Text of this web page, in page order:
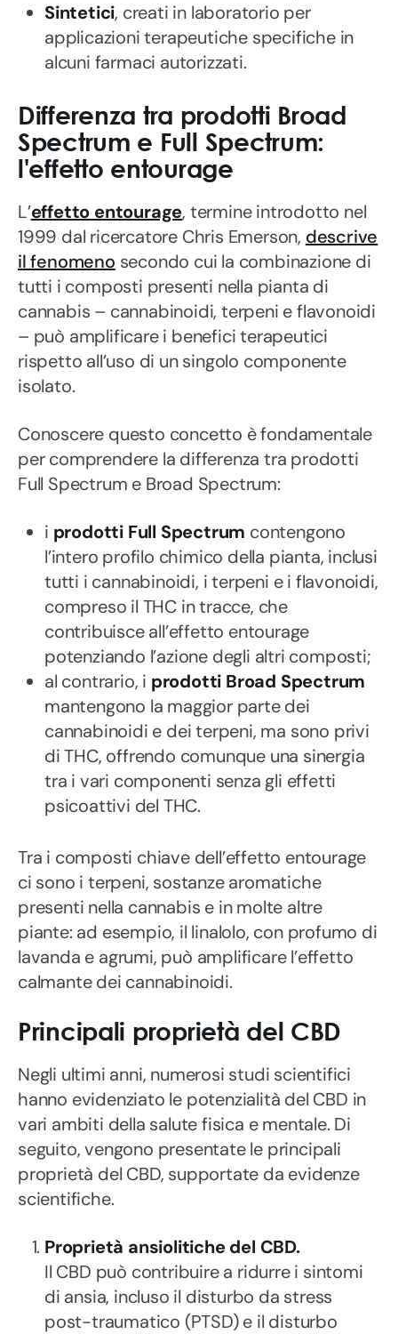
Sintetici, creati in laboratorio per
applicazioni terapeutiche specifiche in
alcuni farmaci autorizzati.
Differenza tra prodotti Broad
Spectrum e Full Spectrum:
l'effetto entourage
L’effetto entourage, termine introdotto nel
1999 dal ricercatore Chris Emerson, descrive
il fenomeno secondo cui la combinazione di
tutti i composti presenti nella pianta di
cannabis – cannabinoidi, terpeni e flavonoidi
– può amplificare i benefici terapeutici
rispetto all’uso di un singolo componente
isolato.
Conoscere questo concetto è fondamentale
per comprendere la differenza tra prodotti
Full Spectrum e Broad Spectrum:
i prodotti Full Spectrum contengono
l’intero profilo chimico della pianta, inclusi
tutti i cannabinoidi, i terpeni e i flavonoidi,
compreso il THC in tracce, che
contribuisce all’effetto entourage
potenziando l’azione degli altri composti;
al contrario, i prodotti Broad Spectrum
mantengono la maggior parte dei
cannabinoidi e dei terpeni, ma sono privi
di THC, offrendo comunque una sinergia
tra i vari componenti senza gli effetti
psicoattivi del THC.
Tra i composti chiave dell’effetto entourage
ci sono i terpeni, sostanze aromatiche
presenti nella cannabis e in molte altre
piante: ad esempio, il linalolo, con profumo di
lavanda e agrumi, può amplificare l’effetto
calmante dei cannabinoidi.
Principali proprietà del CBD
Negli ultimi anni, numerosi studi scientifici
hanno evidenziato le potenzialità del CBD in
vari ambiti della salute fisica e mentale. Di
seguito, vengono presentate le principali
proprietà del CBD, supportate da evidenze
scientifiche.
Proprietà ansiolitiche del CBD.
Il CBD può contribuire a ridurre i sintomi
di ansia, incluso il disturbo da stress
post-traumatico (PTSD) e il disturbo